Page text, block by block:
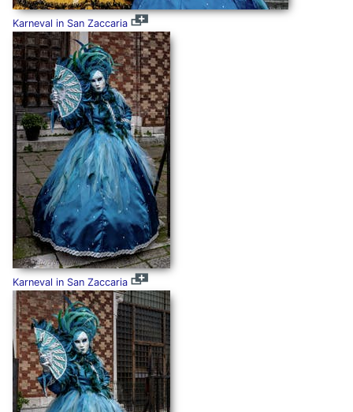
Karneval in San Zaccaria
Karneval in San Zaccaria